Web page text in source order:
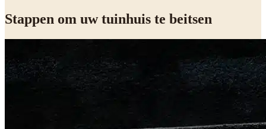
Stappen om uw tuinhuis te beitsen